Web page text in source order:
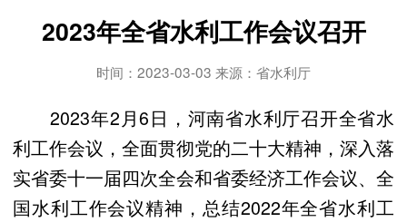
2023年全省水利工作会议召开
时间：2023-03-03 来源：省水利厅
2023年2月6日，河南省水利厅召开全省水
利工作会议，全面贯彻党的二十大精神，深入落
实省委十一届四次全会和省委经济工作会议、全
国水利工作会议精神，总结2022年全省水利工